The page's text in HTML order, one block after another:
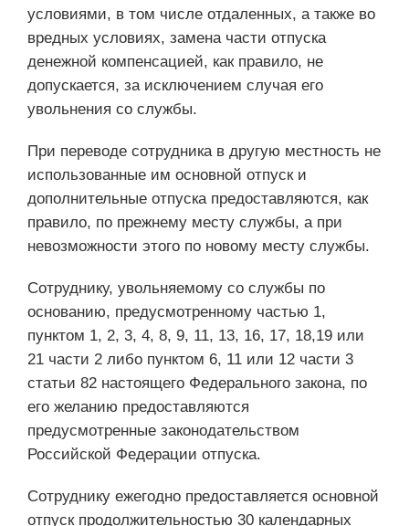
условиями, в том числе отдаленных, а также во
вредных условиях, замена части отпуска
денежной компенсацией, как правило, не
допускается, за исключением случая его
увольнения со службы.
При переводе сотрудника в другую местность не
использованные им основной отпуск и
дополнительные отпуска предоставляются, как
правило, по прежнему месту службы, а при
невозможности этого по новому месту службы.
Сотруднику, увольняемому со службы по
основанию, предусмотренному частью 1,
пунктом 1, 2, 3, 4, 8, 9, 11, 13, 16, 17, 18,19 или
21 части 2 либо пунктом 6, 11 или 12 части 3
статьи 82 настоящего Федерального закона, по
его желанию предоставляются
предусмотренные законодательством
Российской Федерации отпуска.
Сотруднику ежегодно предоставляется основной
отпуск продолжительностью 30 календарных